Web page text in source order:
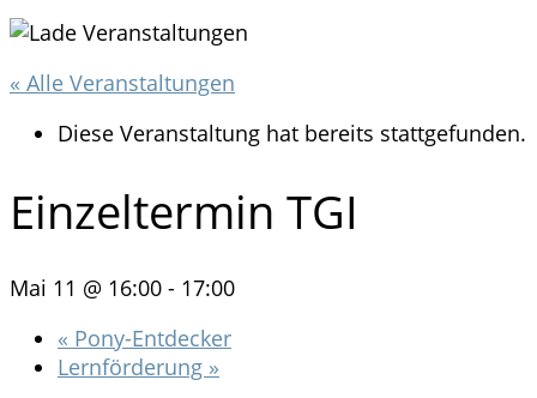
« Alle Veranstaltungen
Diese Veranstaltung hat bereits stattgefunden.
Einzeltermin TGI
Mai 11 @ 16:00 - 17:00
« Pony-Entdecker
Lernförderung »